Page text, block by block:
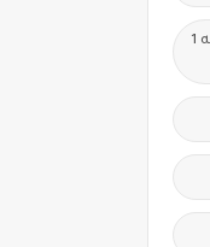
اختبارات الكترونيه 1